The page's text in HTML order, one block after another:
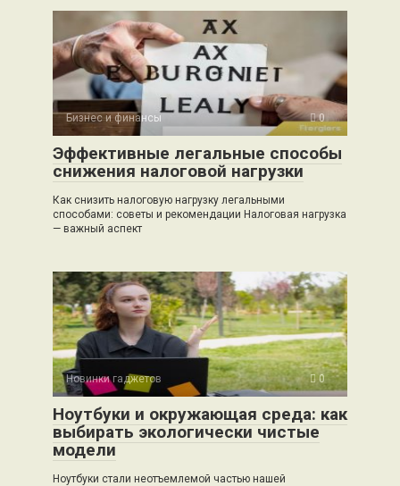
Бизнес и финансы 0
Эффективные легальные способы
снижения налоговой нагрузки
Как снизить налоговую нагрузку легальными
способами: советы и рекомендации Налоговая нагрузка
— важный аспект
Новинки гаджетов 0
Ноутбуки и окружающая среда: как
выбирать экологически чистые
модели
Ноутбуки стали неотъемлемой частью нашей